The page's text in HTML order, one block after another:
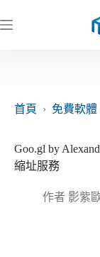
至
首頁
› 免費軟體
Goo.gl by
縮址服務
作者 影紫